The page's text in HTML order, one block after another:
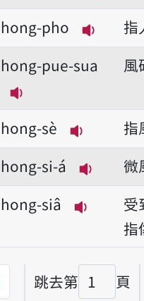
播放
hong-pho
播放音
指
hong-pue-sua
播放音讀hong-
風
hong-sè
播放音讀
指
hong-si-á
播放音
微
hong-siâ
播放音
受
指
跳去第
頁碼
頁